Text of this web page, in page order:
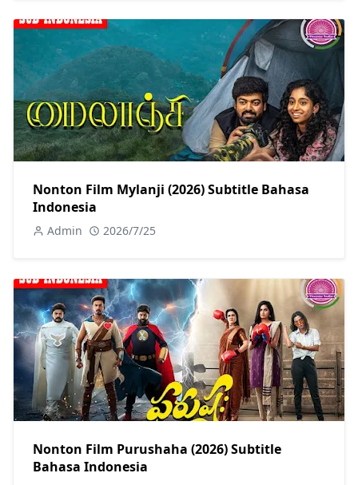
Nonton Film Mylanji (2026) Subtitle Bahasa
Indonesia
Admin 2026/7/25
Nonton Film Purushaha (2026) Subtitle
Bahasa Indonesia